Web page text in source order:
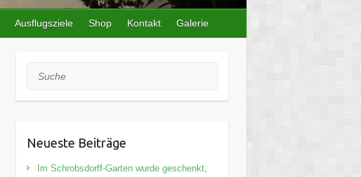
Ausflugsziele Shop Kontakt Galerie
Suche
Neueste Beiträge
Im Schrobsdorff-Garten wurde geschenkt,